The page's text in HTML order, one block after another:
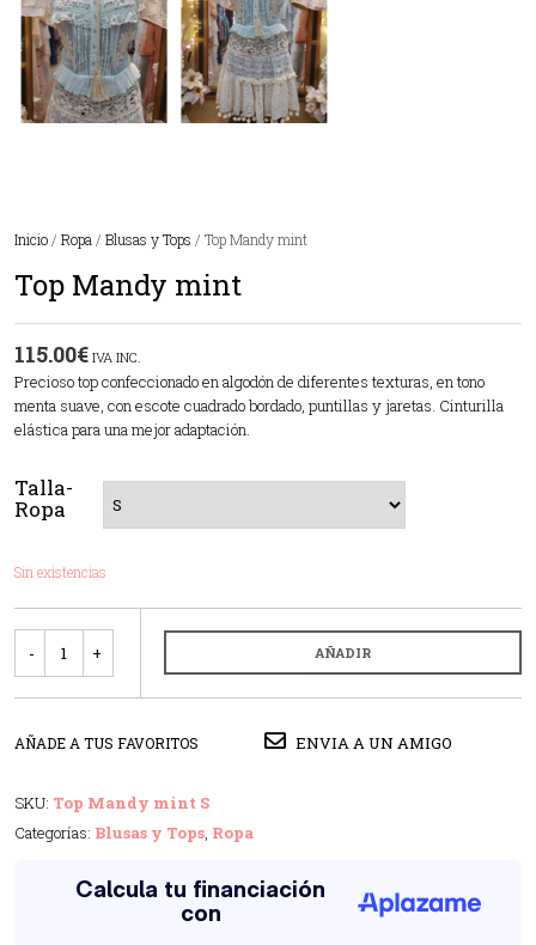
Inicio / Ropa / Blusas y Tops / Top Mandy mint
Top Mandy mint
115.00€ IVA INC.
Precioso top confeccionado en algodón de diferentes texturas, en tono
menta suave, con escote cuadrado bordado, puntillas y jaretas. Cinturilla
elástica para una mejor adaptación.
Talla-
Ropa
Sin existencias
AÑADIR
AÑADE A TUS FAVORITOS ENVIA A UN AMIGO
SKU: Top Mandy mint S
Categorías: Blusas y Tops, Ropa